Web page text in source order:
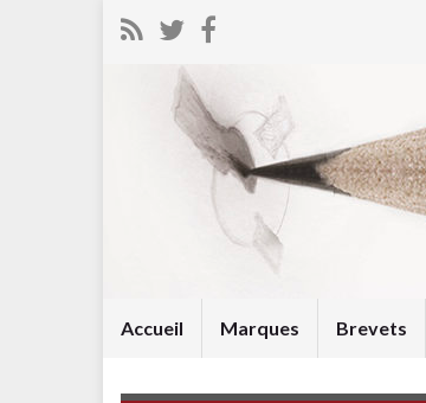
Accueil Marques Brevets